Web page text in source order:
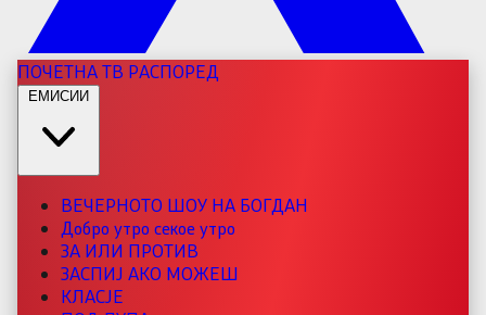
ПОЧЕТНАТВ РАСПОРЕД
ЕМИСИИ
ВЕЧЕРНОТО ШОУ НА БОГДАН
Добро утро секое утро
ЗА ИЛИ ПРОТИВ
ЗАСПИЈ АКО МОЖЕШ
КЛАСЈЕ